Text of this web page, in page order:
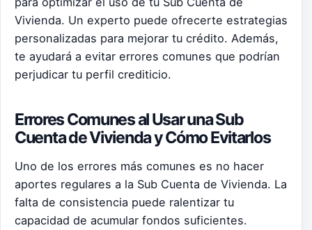
Vivienda. Un experto puede ofrecerte estrategias
personalizadas para mejorar tu crédito. Además,
te ayudará a evitar errores comunes que podrían
perjudicar tu perfil crediticio.
Errores Comunes al Usar una Sub
Cuenta de Vivienda y Cómo Evitarlos
Uno de los errores más comunes es no hacer
aportes regulares a la Sub Cuenta de Vivienda. La
falta de consistencia puede ralentizar tu
capacidad de acumular fondos suficientes.